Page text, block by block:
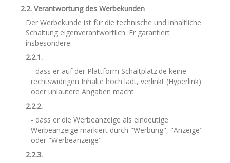
2.2. Verantwortung des Werbekunden
Der Werbekunde ist für die technische und inhaltliche
Schaltung eigenverantwortlich. Er garantiert
insbesondere:
2.2.1.
- dass er auf der Plattform Schaltplatz.de keine
rechtswidrigen Inhalte hoch lädt, verlinkt (Hyperlink)
oder unlautere Angaben macht
2.2.2.
- dass er die Werbeanzeige als eindeutige
Werbeanzeige markiert durch "Werbung", "Anzeige"
oder "Werbeanzeige"
2.2.3.